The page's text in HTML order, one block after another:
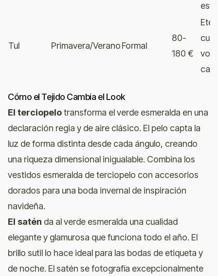
Tul Primavera/VeranoFormal
80-
180 €
Cómo el Tejido Cambia el Look
El terciopelotransforma el verde esmeralda en una
declaración regia y de aire clásico. El pelo capta la
luz de forma distinta desde cada ángulo, creando
una riqueza dimensional inigualable. Combina los
vestidos esmeralda de terciopelo con accesorios
dorados para una boda invernal de inspiración
navideña.
El satén da al verde esmeralda una cualidad
elegante y glamurosa que funciona todo el año. El
brillo sutil lo hace ideal para las bodas de etiqueta y
de noche. El satén se fotografía excepcionalmente